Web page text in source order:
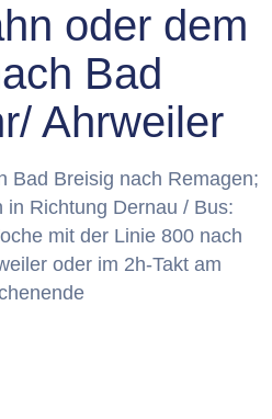
oder dem
Bad
Ahrweiler
Bad Breisig nach Remagen;
in Richtung Dernau / Bus:
mit der Linie 800 nach
oder im 2h-Takt am